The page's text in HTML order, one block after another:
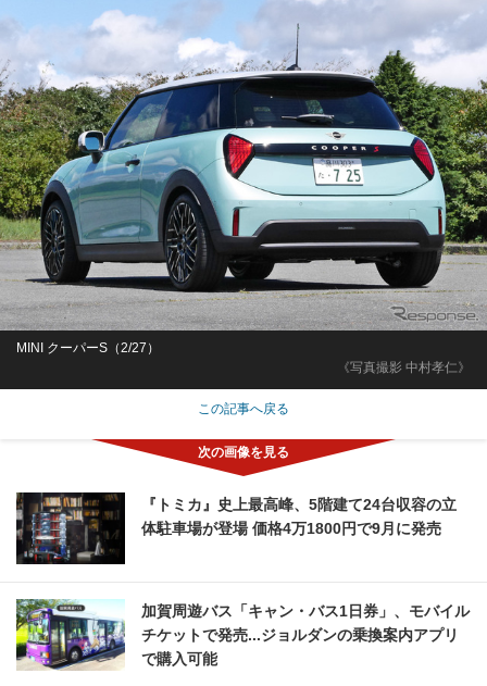
《写真撮影 中村孝仁》
MINI クーパーS（2/27）
この記事へ戻る
『トミカ』史上最高峰、5階建て24台収容の立
体駐車場が登場 価格4万1800円で9月に発売
加賀周遊バス「キャン・バス1日券」、モバイル
チケットで発売...ジョルダンの乗換案内アプリ
で購入可能